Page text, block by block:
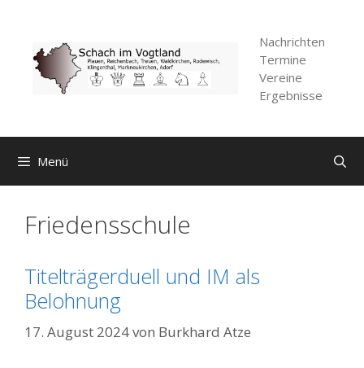
springen
Nachrichten
Termine
Vereine
Ergebnisse
Menü
Friedensschule
Titelträgerduell und IM als
Belohnung
17. August 2024von Burkhard Atze